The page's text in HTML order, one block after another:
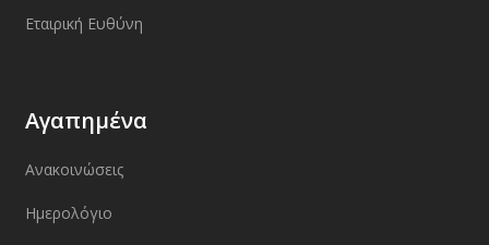
Εταιρική Ευθύνη
Αγαπημένα
Ανακοινώσεις
Ημερολόγιο